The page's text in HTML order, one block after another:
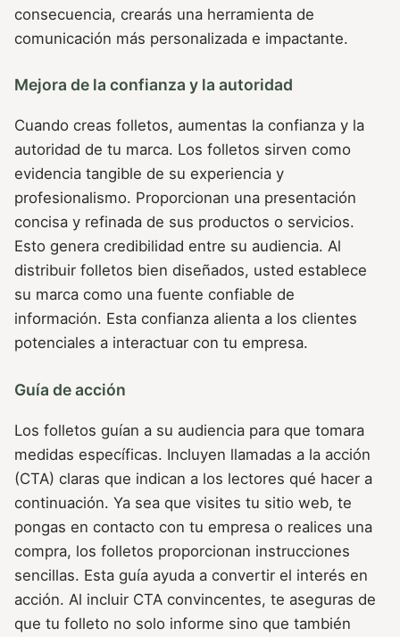
consecuencia, crearás una herramienta de
comunicación más personalizada e impactante.
Mejora de la confianza y la autoridad
Cuando creas folletos, aumentas la confianza y la
autoridad de tu marca. Los folletos sirven como
evidencia tangible de su experiencia y
profesionalismo. Proporcionan una presentación
concisa y refinada de sus productos o servicios.
Esto genera credibilidad entre su audiencia. Al
distribuir folletos bien diseñados, usted establece
su marca como una fuente confiable de
información. Esta confianza alienta a los clientes
potenciales a interactuar con tu empresa.
Guía de acción
Los folletos guían a su audiencia para que tomara
medidas específicas. Incluyen llamadas a la acción
(CTA) claras que indican a los lectores qué hacer a
continuación. Ya sea que visites tu sitio web, te
pongas en contacto con tu empresa o realices una
compra, los folletos proporcionan instrucciones
sencillas. Esta guía ayuda a convertir el interés en
acción. Al incluir CTA convincentes, te aseguras de
que tu folleto no solo informe sino que también